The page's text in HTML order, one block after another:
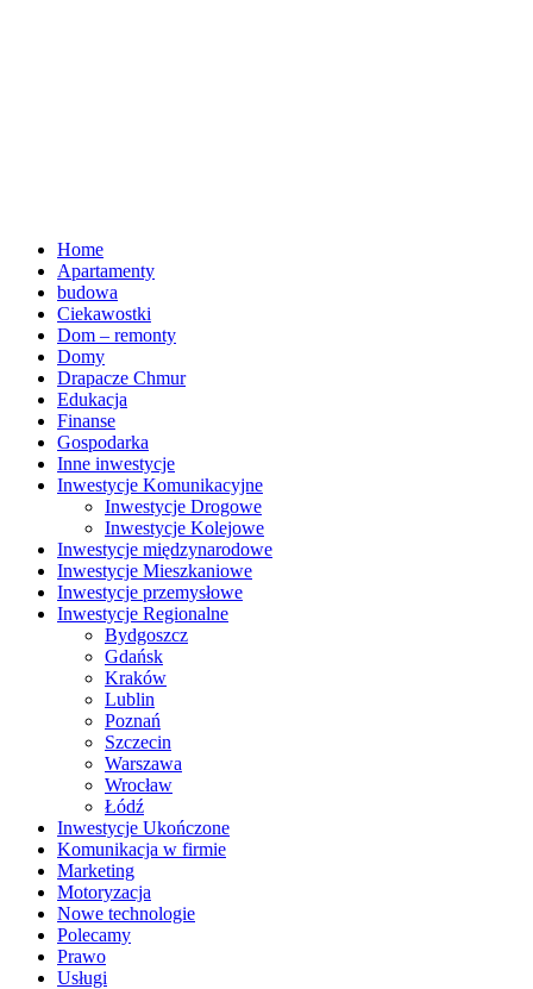
Home
Apartamenty
budowa
Ciekawostki
Dom – remonty
Domy
Drapacze Chmur
Edukacja
Finanse
Gospodarka
Inne inwestycje
Inwestycje Komunikacyjne
Inwestycje Drogowe
Inwestycje Kolejowe
Inwestycje międzynarodowe
Inwestycje Mieszkaniowe
Inwestycje przemysłowe
Inwestycje Regionalne
Bydgoszcz
Gdańsk
Kraków
Lublin
Poznań
Szczecin
Warszawa
Wrocław
Łódź
Inwestycje Ukończone
Komunikacja w firmie
Marketing
Motoryzacja
Nowe technologie
Polecamy
Prawo
Usługi